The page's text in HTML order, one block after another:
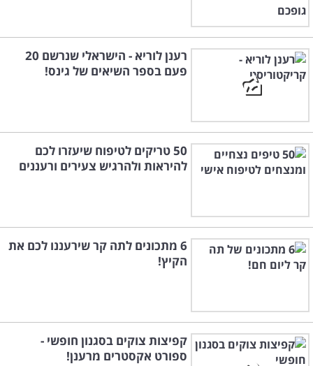
רענן לוריא - הישראלי שנרשם 20
פעם בספר השיאים של גינס!
50 טריקים לטיפוח שיעזרו לכם
להיראות ולהרגיש צעירים ורעננים
6 מתכונים לתה קר שירעננו לכם את
הקיץ!
קפיצות צוקים בסגנון חופשי -
ספורט אקסטרים מרענן!